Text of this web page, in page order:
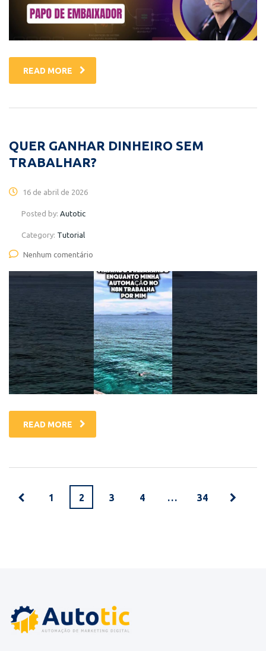
READ MORE
QUER GANHAR DINHEIRO SEM
TRABALHAR?
16 de abril de 2026
Posted by: Autotic
Category: Tutorial
Nenhum comentário
READ MORE
1 2 3 4 … 34